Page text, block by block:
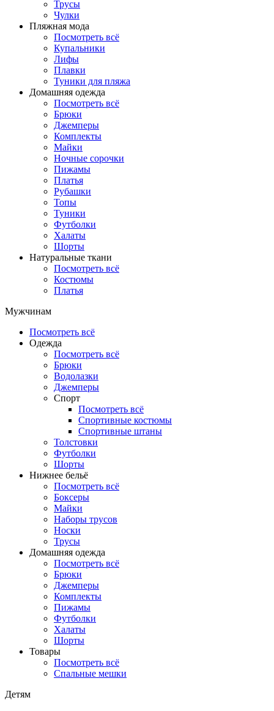
Трусы
Чулки
Пляжная мода
Посмотреть всё
Купальники
Лифы
Плавки
Туники для пляжа
Домашняя одежда
Посмотреть всё
Брюки
Джемперы
Комплекты
Майки
Ночные сорочки
Пижамы
Платья
Рубашки
Топы
Туники
Футболки
Халаты
Шорты
Натуральные ткани
Посмотреть всё
Костюмы
Платья
Мужчинам
Посмотреть всё
Одежда
Посмотреть всё
Брюки
Водолазки
Джемперы
Спорт
Посмотреть всё
Спортивные костюмы
Спортивные штаны
Толстовки
Футболки
Шорты
Нижнее бельё
Посмотреть всё
Боксеры
Майки
Наборы трусов
Носки
Трусы
Домашняя одежда
Посмотреть всё
Брюки
Джемперы
Комплекты
Пижамы
Футболки
Халаты
Шорты
Товары
Посмотреть всё
Спальные мешки
Детям